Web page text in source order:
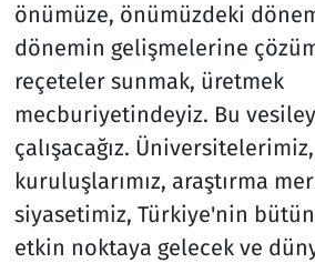
önümüze, önümüzdeki
dönemin gelişmelerine
reçeteler sunmak, üretmek
mecburiyetindeyiz. Bu
çalışacağız.
kuruluşlarımız, araştırma
siyasetimiz, Türkiye'nin
etkin noktaya gelecek ve